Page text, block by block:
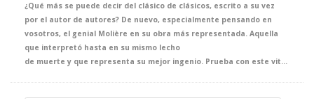
¿Qué más se puede decir del clásico de clásicos, escrito a su vez
por el autor de autores? De nuevo, especialmente pensando en
vosotros, el genial Molière en su obra más representada. Aquella
que interpretó hasta en su mismo lecho
de muerte y que representa su mejor ingenio. Prueba con este vitamínico para tus clases de Francés que ha pasado a la historia como una de las mejores comedias de todos los tiempos. ¡IM-PRES-CIN-DI-BLE!